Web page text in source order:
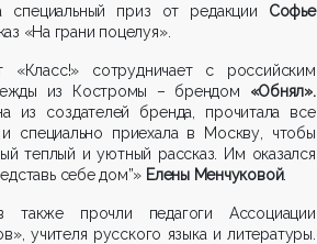
специальный приз от редакции Софье
«На грани поцелуя».
«Класс!» сотрудничает с российским
из Костромы – брендом «Обнял».
из создателей бренда, прочитала все
специально приехала в Москву, чтобы
теплый и уютный рассказ. Им оказался
себе дом”» Елены Менчуковой.
также прочли педагоги Ассоциации
учителя русского языка и литературы.